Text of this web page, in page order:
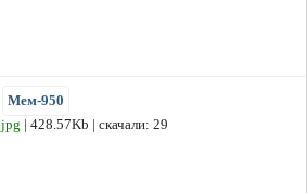
Мем-950
jpg | 428.57Kb | скачали: 29